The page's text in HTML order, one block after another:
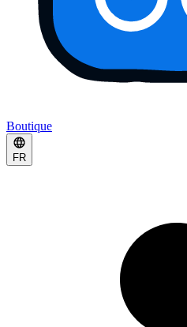
Boutique
FR